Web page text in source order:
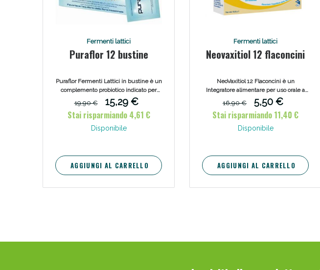
Fermenti lattici
Puraflor 12 bustine
Puraflor Fermenti Lattici in bustine è un
complemento probiotico indicato per
sostenere la funzione digestiva ed
equilibrare la flora intestinale attraverso
ingredienti naturali.
19,90 €
15,29 €
Stai risparmiando 4,61 €
Disponibile
AGGIUNGI AL CARRELLO
Fermenti lattici
Neovaxitiol 12 flaconcini
NeoVaxitiol 12 Flaconcini è un
Integratore alimentare per uso orale a
base di fermenti lattici vivi
microincapsulati e vitamine del gruppo
B. Favorisce l'equilibrio della flora
intestinale.
16,90 €
5,50 €
Stai risparmiando 11,40 €
Disponibile
AGGIUNGI AL CARRELLO
Benessere Intestinale: